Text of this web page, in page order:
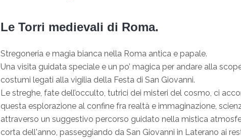
Le Torri medievali di Roma.
Stregoneria e magia bianca nella Roma antica e papale.
Una visita guidata speciale e un po’ magica per andare alla
costumi legati alla vigilia della Festa di San Giovanni.
Le streghe, fate dell’occulto, tutrici dei misteri del cosmo, ci
questa esplorazione al confine fra realtà e immaginazione,
attraverso un suggestivo percorso guidato nella mistica
corta dell'anno, passeggiando da San Giovanni in Laterano ai